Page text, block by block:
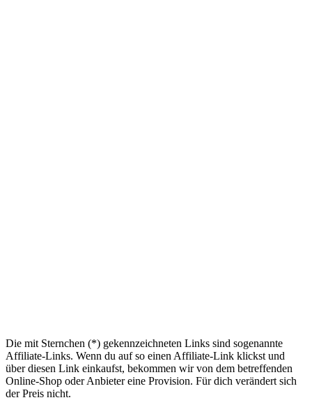
Die mit Sternchen (*) gekennzeichneten Links sind sogenannte
Affiliate-Links. Wenn du auf so einen Affiliate-Link klickst und
über diesen Link einkaufst, bekommen wir von dem betreffenden
Online-Shop oder Anbieter eine Provision. Für dich verändert sich
der Preis nicht.